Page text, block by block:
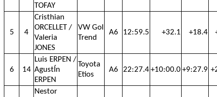
TOFAY
5 4
Cristhian
ORCELLET /
Valeria
JONES
VW Gol
Trend
A6 12:59.5 +32.1 +18.4
6 14
Luis ERPEN /
AgustÍn
ERPEN
Toyota
Etios
A6 22:27.4+10:00.0+9:27.9
Nestor